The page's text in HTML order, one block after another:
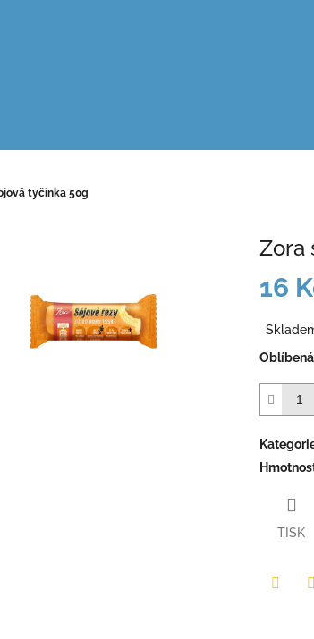
tyčinka 50g
Zora
16
cena:
TISK